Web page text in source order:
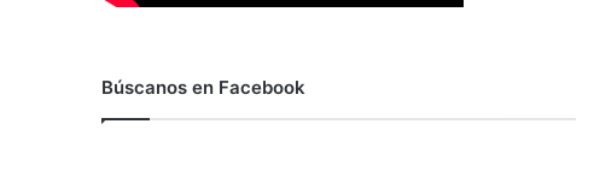
Búscanos en Facebook